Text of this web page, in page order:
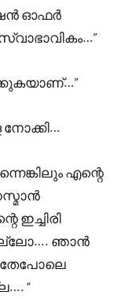
ഓഫർ
എന്റെ
ഞാൻ
“